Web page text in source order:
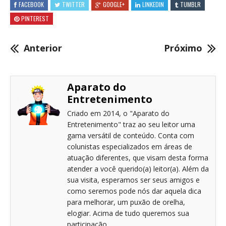
FACEBOOK TWITTER GOOGLE+ LINKEDIN
TUMBLR
PINTEREST
Anterior Próximo
Aparato do
Entretenimento
Criado em 2014, o "Aparato do
Entretenimento" traz ao seu leitor uma
gama versátil de conteúdo. Conta com
colunistas especializados em áreas de
atuação diferentes, que visam desta forma
atender a você querido(a) leitor(a). Além da
sua visita, esperamos ser seus amigos e
como seremos pode nós dar aquela dica
para melhorar, um puxão de orelha,
elogiar. Acima de tudo queremos sua
participação.